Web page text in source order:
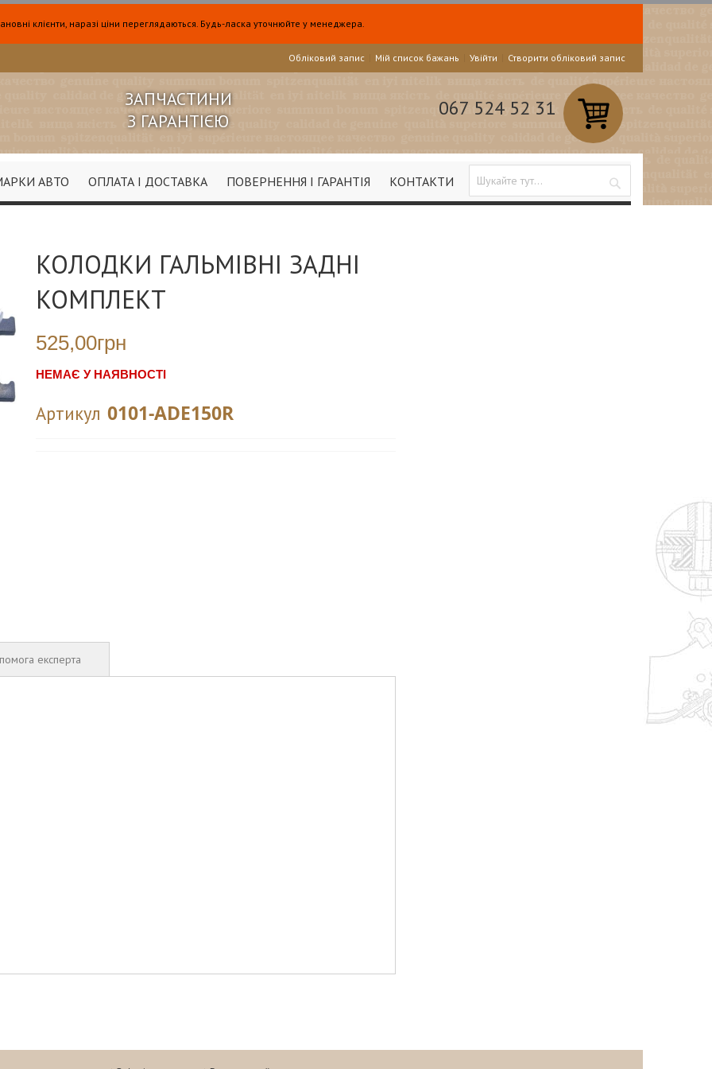
клієнти, наразі ціни переглядаються. Будь-ласка уточнюйте у менеджера.
Обліковий запис Мій список бажань Увійти Створити обліковий запис
ЗАПЧАСТИНИ
З ГАРАНТІЄЮ
067 524 52 31
КОНТАКТИ
ПОВЕРНЕННЯ І ГАРАНТІЯ
ОПЛАТА І ДОСТАВКА
АВТО
КОЛОДКИ ГАЛЬМІВНІ ЗАДНІ
КОМПЛЕКТ
525,00грн
НЕМАЄ У НАЯВНОСТІ
Артикул 0101-ADE150R
експерта